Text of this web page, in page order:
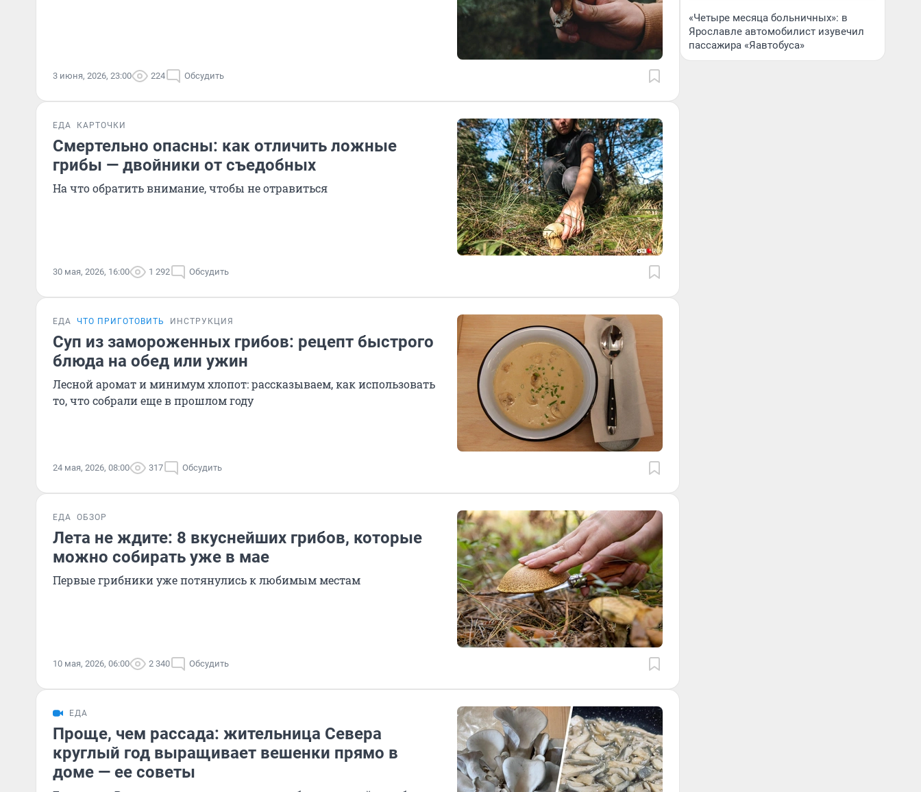
3 июня, 2026, 23:00 224 Обсудить
ЕДА КАРТОЧКИ
Смертельно опасны: как отличить ложные
грибы — двойники от съедобных
На что обратить внимание, чтобы не отравиться
30 мая, 2026, 16:00 1 292 Обсудить
ЕДА ЧТО ПРИГОТОВИТЬ ИНСТРУКЦИЯ
Суп из замороженных грибов: рецепт быстрого
блюда на обед или ужин
Лесной аромат и минимум хлопот: рассказываем, как использовать
то, что собрали еще в прошлом году
24 мая, 2026, 08:00 317 Обсудить
ЕДА ОБЗОР
Лета не ждите: 8 вкуснейших грибов, которые
можно собирать уже в мае
Первые грибники уже потянулись к любимым местам
10 мая, 2026, 06:00 2 340 Обсудить
ЕДА
Проще, чем рассада: жительница Севера
круглый год выращивает вешенки прямо в
доме — ее советы
«Четыре месяца больничных»: в
Ярославле автомобилист изувечил
пассажира «Яавтобуса»